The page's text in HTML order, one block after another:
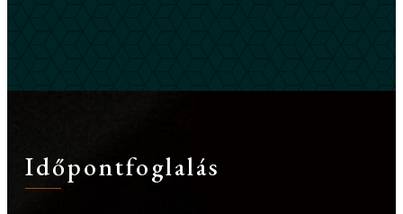
Időpontfoglalás